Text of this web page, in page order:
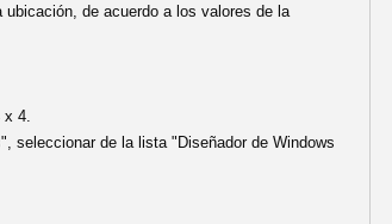
de acuerdo a los valores de la
4.
seleccionar de la lista "Diseñador de Windows